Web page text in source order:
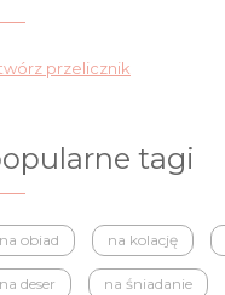
przelicznik
tagi
na obiad na kolację
na deser na śniadanie